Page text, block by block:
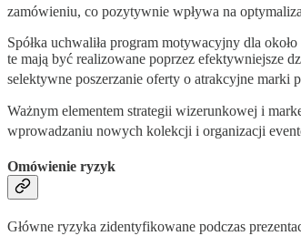
zamówieniu, co pozytywnie wpływa na
Spółka uchwaliła program motywacyjny dla
te mają być realizowane poprzez efektywniejsze
selektywne poszerzanie oferty o atrakcyjne marki
Ważnym elementem strategii wizerunkowej i
wprowadzaniu nowych kolekcji i organizacji
Omówienie ryzyk
Główne ryzyka zidentyfikowane podczas